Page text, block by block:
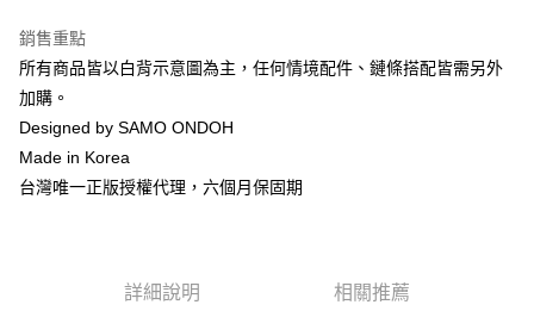
台灣樂天信用卡公司
大哥付你分期
相關說明
【大哥付你分期使用說明】
1.本服務由台灣大哥大提供，台灣大哥大用戶可立即使用無須另外申請。
2.付款方式選擇「大哥付你分期」，訂單成立後會自動跳轉到大哥付的交易
成交易。
法說明評估內容。
【繳款方式說明】
AFTEE先享後付
相關說明
【關於「AFTEE先享後付」】
３．安心：先確認商品／服務後，再付款。
ATM付款
付款後全家取貨
銷售重點
所有商品皆以白背示意圖為主，任何情境配件、鏈條搭配皆需另外
加購。
Designed by SAMO ONDOH
Made in Korea
台灣唯一正版授權代理，六個月保固期
詳細說明 相關推薦